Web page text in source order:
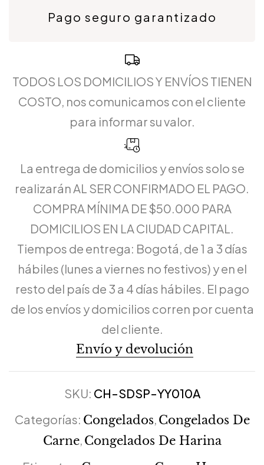
Pago seguro garantizado
TODOS LOS DOMICILIOS Y ENVÍOS TIENEN
COSTO, nos comunicamos con el cliente
para informar su valor.
La entrega de domicilios y envíos solo se
realizarán AL SER CONFIRMADO EL PAGO.
COMPRA MÍNIMA DE $50.000 PARA
DOMICILIOS EN LA CIUDAD CAPITAL.
Tiempos de entrega: Bogotá, de 1 a 3 días
hábiles (lunes a viernes no festivos) y en el
resto del país de 3 a 4 días hábiles. El pago
de los envíos y domicilios corren por cuenta
del cliente.
Envío y devolución
SKU: CH-SDSP-YY010A
Categorías: Congelados Congelados De
Carne, Congelados De Harina